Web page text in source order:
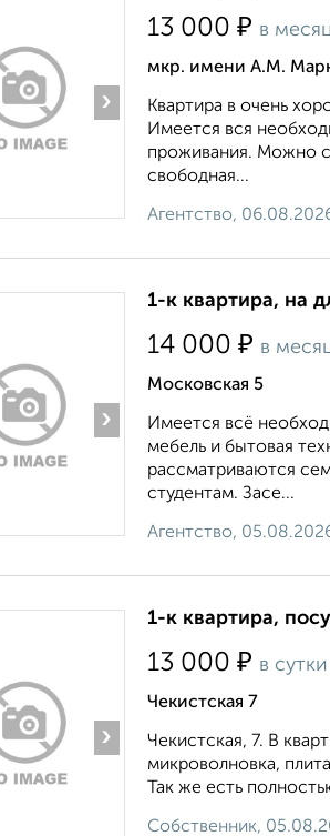
›
13 000 ₽ в
мкр. имени А.М.
Квартира в очень
Имеется вся
проживания. Можно
свободная...
Агентство,
›
1-к квартира, на
14 000 ₽ в
Московская 5
Имеется всё
мебель и бытовая
рассматриваются
студентам. Засе...
Агентство,
›
1-к квартира,
13 000 ₽ в сутки
Чекистская 7
Чекистская, 7. В
микроволновка,
Так же есть
Собственник,